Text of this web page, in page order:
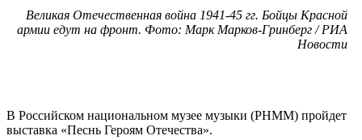
Великая Отечественная война 1941-45 гг. Бойцы Красной
армии едут на фронт. Фото: Марк Марков-Гринберг / РИА
Новости
В Российском национальном музее музыки (РНММ) пройдет
выставка «Песнь Героям Отечества».